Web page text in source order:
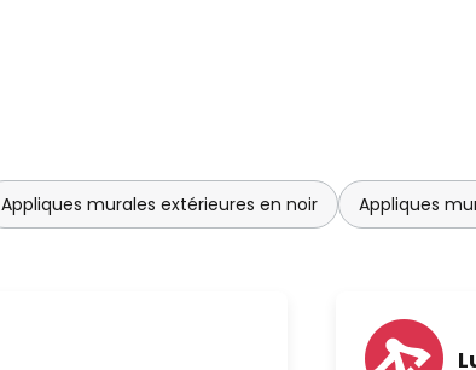
Appliques murales extérieures en noir Appliques